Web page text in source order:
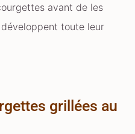
avant de les
toute leur
grillées au